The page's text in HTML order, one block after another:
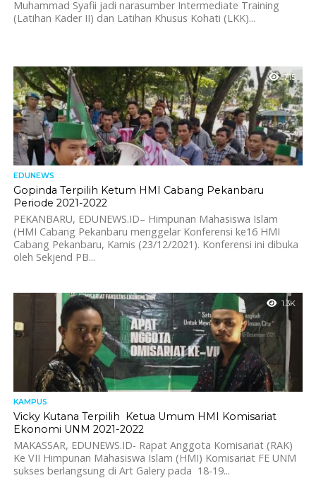
Muhammad Syafii jadi narasumber Intermediate Training
(Latihan Kader II) dan Latihan Khusus Kohati (LKK)...
715
EDUNEWS
Gopinda Terpilih Ketum HMI Cabang Pekanbaru
Periode 2021-2022
PEKANBARU, EDUNEWS.ID– Himpunan Mahasiswa Islam
(HMI Cabang Pekanbaru menggelar Konferensi ke16 HMI
Cabang Pekanbaru, Kamis (23/12/2021). Konferensi ini dibuka
oleh Sekjend PB...
1.3K
KAMPUS
Vicky Kutana Terpilih Ketua Umum HMI Komisariat
Ekonomi UNM 2021-2022
MAKASSAR, EDUNEWS.ID- Rapat Anggota Komisariat (RAK)
Ke VII Himpunan Mahasiswa Islam (HMI) Komisariat FE UNM
sukses berlangsung di Art Galery pada 18-19...